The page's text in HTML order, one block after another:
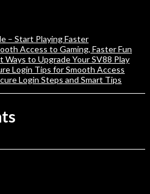
– Start Playing Faster
Access to Gaming, Faster Fun
Ways to Upgrade Your SV88 Play
Login Tips for Smooth Access
Login Steps and Smart Tips